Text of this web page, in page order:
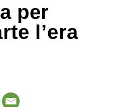
per
l’era